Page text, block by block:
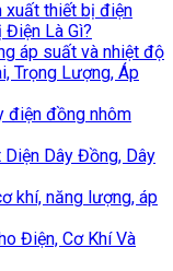
Điện Là Gì?
Trọng Lượng, Áp
Dây Đồng, Dây
Điện, Cơ Khí Và